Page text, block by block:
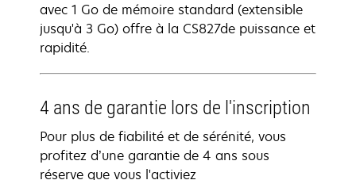
avec 1 Go de mémoire standard (extensible
jusqu'à 3 Go) offre à la CS827de puissance et
rapidité.
4 ans de garantie lors de l'inscription
Pour plus de fiabilité et de sérénité, vous
profitez d’une garantie de 4 ans sous
réserve que vous l'activiez